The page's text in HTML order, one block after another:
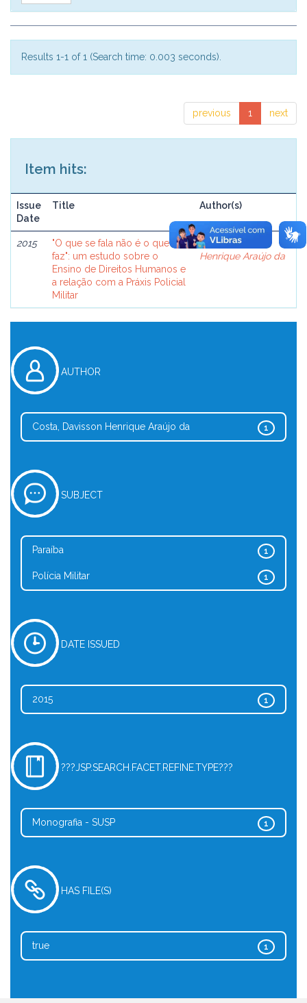
Results 1-1 of 1 (Search time: 0.003 seconds).
previous 1 next
Item hits:
Issue
Date
Title Author(s)
2015
"O que se fala não é o que se
faz": um estudo sobre o
Ensino de Direitos Humanos e
a relação com a Práxis Policial
Militar
Costa, Davisson
Henrique Araújo da
AUTHOR
1
Costa, Davisson Henrique Araújo da
SUBJECT
1
Paraíba
1
Polícia Militar
DATE ISSUED
1
2015
???JSP.SEARCH.FACET.REFINE.TYPE???
1
Monografia - SUSP
HAS FILE(S)
1
true